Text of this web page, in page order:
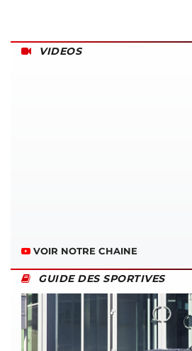
VIDEOS
VOIR NOTRE CHAINE
GUIDE DES SPORTIVES